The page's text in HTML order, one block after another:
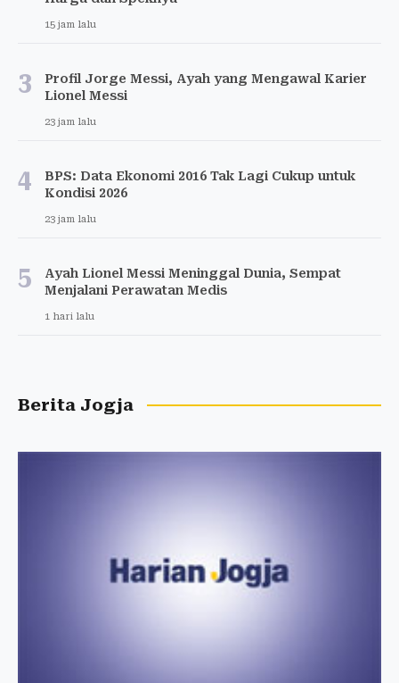
15 jam lalu
3
Profil Jorge Messi, Ayah yang Mengawal Karier
Lionel Messi
23 jam lalu
4
BPS: Data Ekonomi 2016 Tak Lagi Cukup untuk
Kondisi 2026
23 jam lalu
5
Ayah Lionel Messi Meninggal Dunia, Sempat
Menjalani Perawatan Medis
1 hari lalu
Berita Jogja